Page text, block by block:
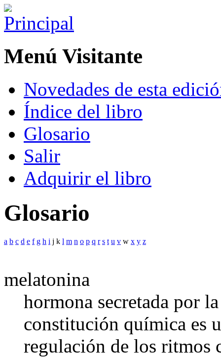
Menú Visitante
Novedades de esta
Índice del libro
Glosario
Salir
Adquirir el libro
Glosario
a b c d e f g h i j k l m n o p q r s t u v w x y z
melatonina
hormona secretada por
constitución química es
regulación de los ritmos